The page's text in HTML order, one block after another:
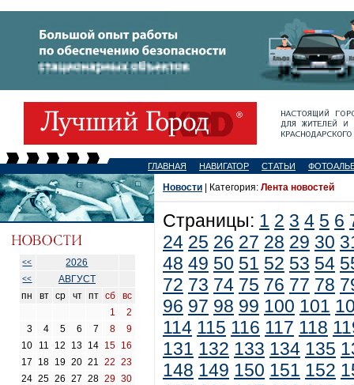
ГЛАВНАЯ НАВИГАТОР СТАТЬИ
<< 2026
<<
АВГУСТ
пн
вт ср чт пт сб
вс
1
2
3
4 5 6 7 8
9
10
11 12 13 14 15 16
17
18 19 20 21 22
23
24 25 26 27 28 29 30
Новости | Категория: Лента новостей
Страницы: 1 2 3 4 5 6
24 25 26 27 28 29 30
48 49 50 51 52 53 54
72 73 74 75 76 77 78
96 97 98 99 100 101
114 115 116 117 118
131 132 133 134 135
148 149 150 151 152